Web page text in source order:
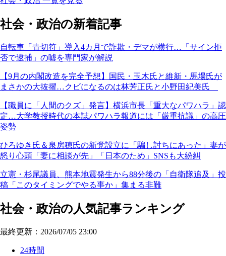
社会・政治の新着記事
自転車「青切符」導入4カ月で詐欺・デマが横行…「サイン拒
否で逮捕」の嘘を専門家が解説
【9月の内閣改造を完全予想】国民・玉木氏と維新・馬場氏が
まさかの大抜擢…クビになるのは林芳正氏と小野田紀美氏
【職員に「人間のクズ」発言】横浜市長「重大なパワハラ」認
定…大学教授時代の本誌パワハラ報道には「厳重抗議」の高圧
姿勢
ひろゆき氏＆泉房穂氏の新党設立に「騙し討ちにあった」妻が
怒り心頭「妻に相談が先」「日本のため」SNSも大紛糾
立憲・杉尾議員、熊本地震発生から88分後の「自衛隊追及」投
稿「このタイミングでやる事か」集まる非難
社会・政治の人気記事ランキング
最終更新：2026/07/05 23:00
24時間